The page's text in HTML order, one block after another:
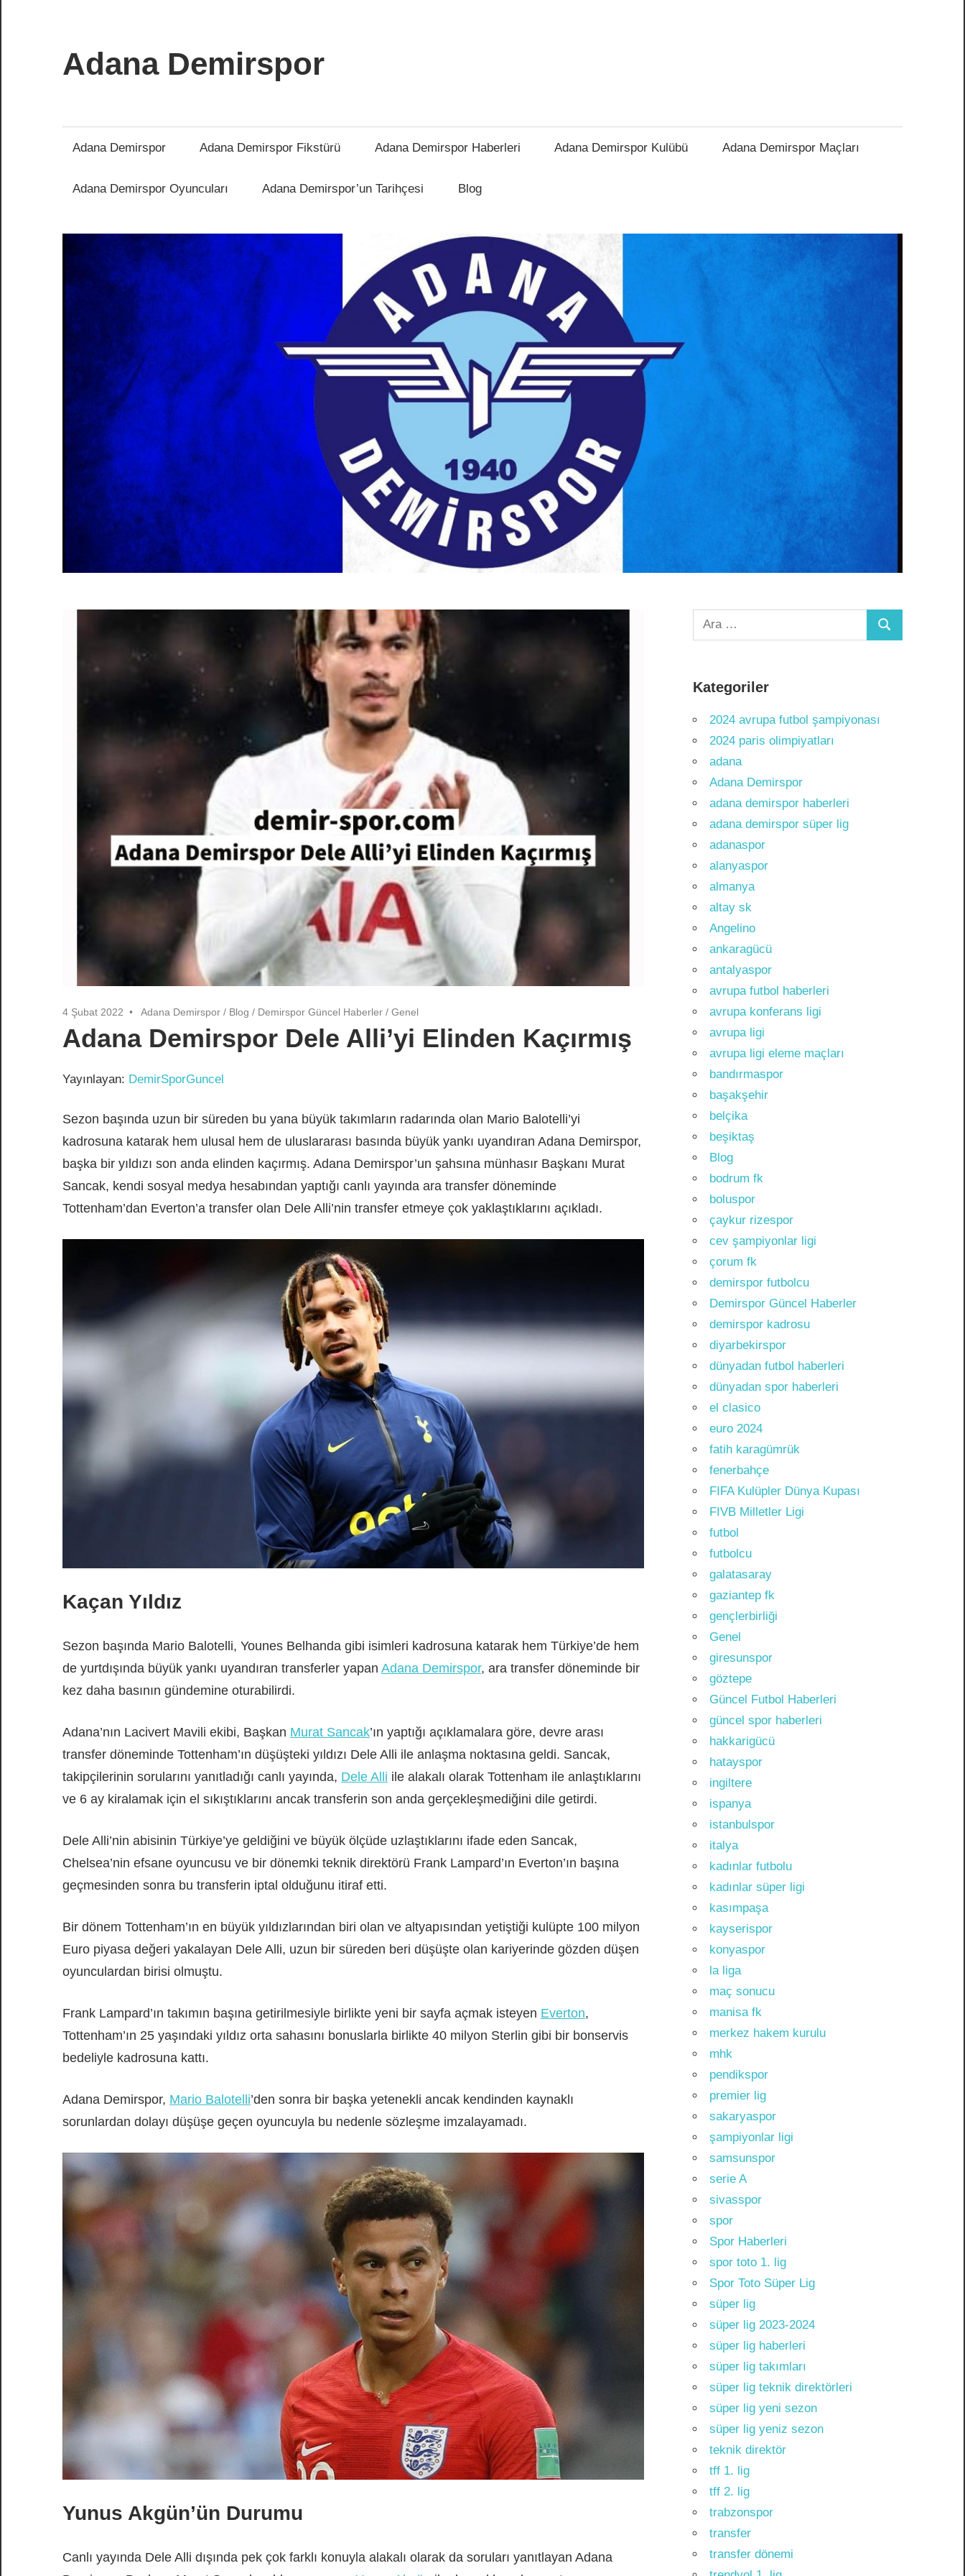
Adana Demirspor
Adana Demirspor Adana Demirspor Fikstürü Adana Demirspor Haberleri Adana Demirspor Kulübü Adana Demirspor Maçları
Adana Demirspor Oyuncuları Adana Demirspor’un Tarihçesi Blog
4 Şubat 2022 Adana Demirspor / Blog / Demirspor Güncel Haberler / Genel
Adana Demirspor Dele Alli’yi Elinden Kaçırmış
Yayınlayan: DemirSporGuncel
Sezon başında uzun bir süreden bu yana büyük takımların radarında olan Mario Balotelli’yi
kadrosuna katarak hem ulusal hem de uluslararası basında büyük yankı uyandıran Adana Demirspor,
başka bir yıldızı son anda elinden kaçırmış. Adana Demirspor’un şahsına münhasır Başkanı Murat
Sancak, kendi sosyal medya hesabından yaptığı canlı yayında ara transfer döneminde
Tottenham’dan Everton’a transfer olan Dele Alli’nin transfer etmeye çok yaklaştıklarını açıkladı.
Kaçan Yıldız
Sezon başında Mario Balotelli, Younes Belhanda gibi isimleri kadrosuna katarak hem Türkiye’de hem
de yurtdışında büyük yankı uyandıran transferler yapan Adana Demirspor, ara transfer döneminde bir
kez daha basının gündemine oturabilirdi.
Adana’nın Lacivert Mavili ekibi, Başkan Murat Sancak’ın yaptığı açıklamalara göre, devre arası
transfer döneminde Tottenham’ın düşüşteki yıldızı Dele Alli ile anlaşma noktasına geldi. Sancak,
takipçilerinin sorularını yanıtladığı canlı yayında, Dele Alli ile alakalı olarak Tottenham ile anlaştıklarını
ve 6 ay kiralamak için el sıkıştıklarını ancak transferin son anda gerçekleşmediğini dile getirdi.
Dele Alli’nin abisinin Türkiye’ye geldiğini ve büyük ölçüde uzlaştıklarını ifade eden Sancak,
Chelsea’nin efsane oyuncusu ve bir dönemki teknik direktörü Frank Lampard’ın Everton’ın başına
geçmesinden sonra bu transferin iptal olduğunu itiraf etti.
Bir dönem Tottenham’ın en büyük yıldızlarından biri olan ve altyapısından yetiştiği kulüpte 100 milyon
Euro piyasa değeri yakalayan Dele Alli, uzun bir süreden beri düşüşte olan kariyerinde gözden düşen
oyunculardan birisi olmuştu.
Frank Lampard’ın takımın başına getirilmesiyle birlikte yeni bir sayfa açmak isteyen Everton,
Tottenham’ın 25 yaşındaki yıldız orta sahasını bonuslarla birlikte 40 milyon Sterlin gibi bir bonservis
bedeliyle kadrosuna kattı.
Adana Demirspor, Mario Balotelli’den sonra bir başka yetenekli ancak kendinden kaynaklı
sorunlardan dolayı düşüşe geçen oyuncuyla bu nedenle sözleşme imzalayamadı.
Yunus Akgün’ün Durumu
Canlı yayında Dele Alli dışında pek çok farklı konuyla alakalı olarak da soruları yanıtlayan Adana
Arama:
Ara
Kategoriler
2024 avrupa futbol şampiyonası
2024 paris olimpiyatları
adana
Adana Demirspor
adana demirspor haberleri
adana demirspor süper lig
adanaspor
alanyaspor
almanya
altay sk
Angelino
ankaragücü
antalyaspor
avrupa futbol haberleri
avrupa konferans ligi
avrupa ligi
avrupa ligi eleme maçları
bandırmaspor
başakşehir
belçika
beşiktaş
Blog
bodrum fk
boluspor
çaykur rizespor
cev şampiyonlar ligi
çorum fk
demirspor futbolcu
Demirspor Güncel Haberler
demirspor kadrosu
diyarbekirspor
dünyadan futbol haberleri
dünyadan spor haberleri
el clasico
euro 2024
fatih karagümrük
fenerbahçe
FIFA Kulüpler Dünya Kupası
FIVB Milletler Ligi
futbol
futbolcu
galatasaray
gaziantep fk
gençlerbirliği
Genel
giresunspor
göztepe
Güncel Futbol Haberleri
güncel spor haberleri
hakkarigücü
hatayspor
ingiltere
ispanya
istanbulspor
italya
kadınlar futbolu
kadınlar süper ligi
kasımpaşa
kayserispor
konyaspor
la liga
maç sonucu
manisa fk
merkez hakem kurulu
mhk
pendikspor
premier lig
sakaryaspor
şampiyonlar ligi
samsunspor
serie A
sivasspor
spor
Spor Haberleri
spor toto 1. lig
Spor Toto Süper Lig
süper lig
süper lig 2023-2024
süper lig haberleri
süper lig takımları
süper lig teknik direktörleri
süper lig yeni sezon
süper lig yeniz sezon
teknik direktör
tff 1. lig
tff 2. lig
trabzonspor
transfer
transfer dönemi